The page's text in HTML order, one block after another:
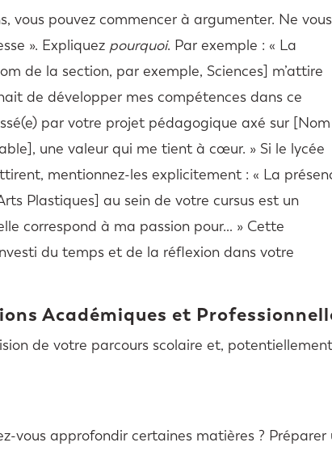
vous pouvez commencer à argumenter. Ne vous
». Expliquez pourquoi. Par exemple : « La
de la section, par exemple, Sciences] m’attire
de développer mes compétences dans ce
par votre projet pédagogique axé sur
une valeur qui me tient à cœur. » Si le lycée
mentionnez-les explicitement : « La
Plastiques] au sein de votre cursus est un
correspond à ma passion pour… » Cette
du temps et de la réflexion dans votre
Académiques et
de votre parcours scolaire et,
vous approfondir certaines matières ? Préparer